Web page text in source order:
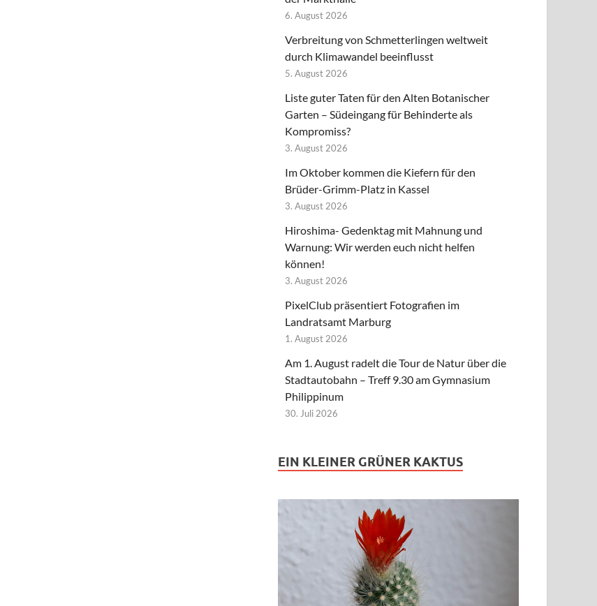
6. August 2026
Verbreitung von Schmetterlingen weltweit
durch Klimawandel beeinflusst
5. August 2026
Liste guter Taten für den Alten Botanischer
Garten – Südeingang für Behinderte als
Kompromiss?
3. August 2026
Im Oktober kommen die Kiefern für den
Brüder-Grimm-Platz in Kassel
3. August 2026
Hiroshima- Gedenktag mit Mahnung und
Warnung: Wir werden euch nicht helfen
können!
3. August 2026
PixelClub präsentiert Fotografien im
Landratsamt Marburg
1. August 2026
Am 1. August radelt die Tour de Natur über die
Stadtautobahn – Treff 9.30 am Gymnasium
Philippinum
30. Juli 2026
EIN KLEINER GRÜNER KAKTUS